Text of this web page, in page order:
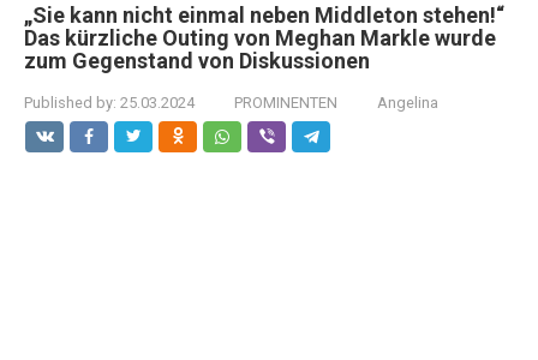
„Sie kann nicht einmal neben Middleton stehen!“
Das kürzliche Outing von Meghan Markle wurde
zum Gegenstand von Diskussionen
Published by: 25.03.2024 PROMINENTEN Angelina